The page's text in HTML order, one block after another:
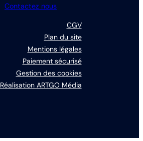
Contactez nous
CGV
Plan du site
Mentions légales
Paiement sécurisé
Gestion des cookies
Réalisation ARTGO Média